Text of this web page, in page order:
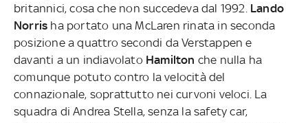
britannici, cosa che non succedeva dal 1992. Lando
Norris ha portato una McLaren rinata in seconda
posizione a quattro secondi da Verstappen e
davanti a un indiavolato Hamilton che nulla ha
comunque potuto contro la velocità del
connazionale, soprattutto nei curvoni veloci. La
squadra di Andrea Stella, senza la safety car,